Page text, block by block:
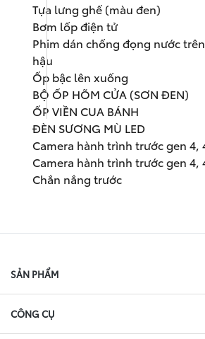
Tựa lưng ghế (màu đen)
Bơm lốp điện tử
Phim dán chống đọng nước
hậu
Ốp bậc lên xuống
BỘ ỐP HÕM CỬA (SƠN ĐEN)
ỐP VIỀN CUA BÁNH
ĐÈN SƯƠNG MÙ LED
Camera hành trình trước gen 4,
Camera hành trình trước gen 4,
Chắn nắng trước
SẢN PHẨM
CÔNG CỤ